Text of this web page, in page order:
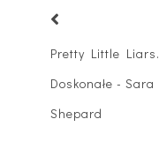
Pretty Little Liars.
Doskonałe - Sara
Shepard